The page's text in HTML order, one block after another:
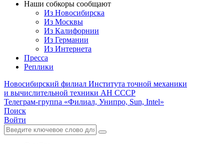
Наши собкоры сообщают
Из Новосибирска
Из Москвы
Из Калифорнии
Из Германии
Из Интернета
Пресса
Реплики
Новосибирский филиал Института точной механики
и вычислительной техники АН СССР
Телеграм-группа «Филиал, Унипро, Sun, Intel»
Поиск
Войти